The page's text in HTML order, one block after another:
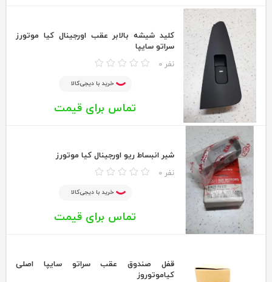
کلید شیشه بالابر عقب اورجینال کیا موتورز
سراتو سایپا
0 نفر
خرید با دیجی‌کالا
تماس برای قیمت
شیر انبساط ریو اورجینال کیا موتورز
0 نفر
خرید با دیجی‌کالا
تماس برای قیمت
قفل صندوق عقب سراتو سایپا اصلی
کیاموتوروز